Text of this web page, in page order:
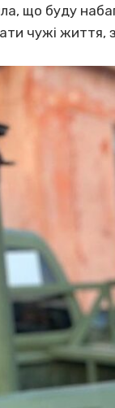
що буду
чужі життя,